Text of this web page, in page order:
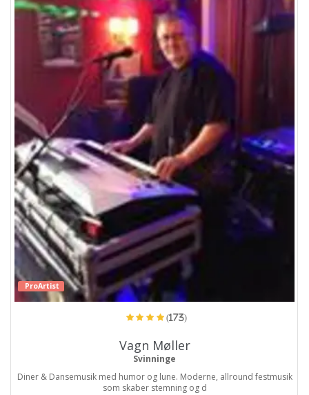
ProArtist
(173)
Vagn Møller
Svinninge
Diner & Dansemusik med humor og lune. Moderne, allround festmusik
som skaber stemning og d